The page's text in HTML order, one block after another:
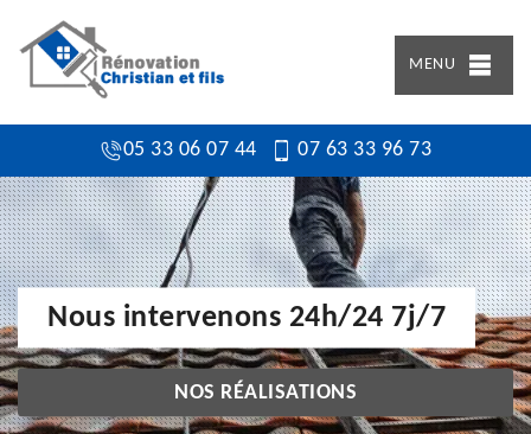
MENU
05 33 06 07 44 07 63 33 96 73
Nous intervenons 24h/24 7j/7
NOS RÉALISATIONS